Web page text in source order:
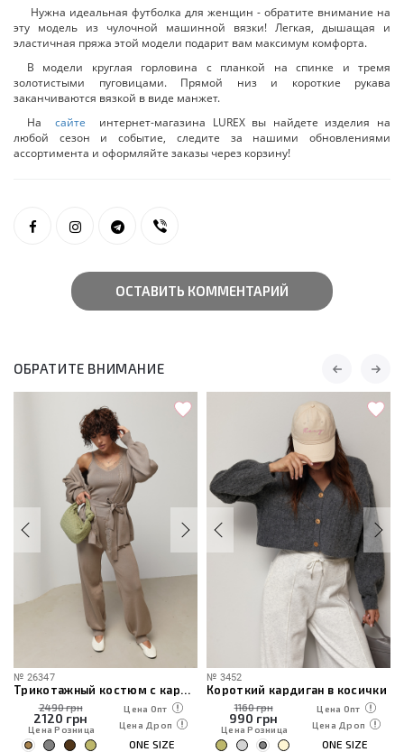
Нужна идеальная футболка для женщин - обратите внимание на
эту модель из чулочной машинной вязки! Легкая, дышащая и
эластичная пряжа этой модели подарит вам максимум комфорта.
В модели круглая горловина с планкой на спинке и тремя
золотистыми пуговицами. Прямой низ и короткие рукава
заканчиваются вязкой в виде манжет.
Насайте
интернет-магазина LUREX вы найдете изделия на
любой сезон и событие, следите за нашими обновлениями
ассортимента и оформляйте заказы через корзину!
ОСТАВИТЬ КОММЕНТАРИЙ
ОБРАТИТЕ ВНИМАНИЕ
№ 26347
Трикотажный костюм с кардиганом, топом и брюками
2490 грн
2120 грн
Цена Розница
Цена Опт
Цена Дроп
ONE SIZE
№ 3452
Короткий кардиган в косички
1160 грн
990 грн
Цена Розница
Цена Опт
Цена Дроп
ONE SIZE